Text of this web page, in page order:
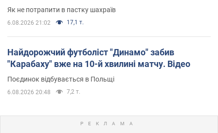
Як не потрапити в пастку шахраїв
6.08.2026 21:02 17,1 т.
Найдорожчий футболіст "Динамо" забив
"Карабаху" вже на 10-й хвилині матчу. Відео
Поєдинок відбувається в Польщі
6.08.2026 20:48 7,2 т.